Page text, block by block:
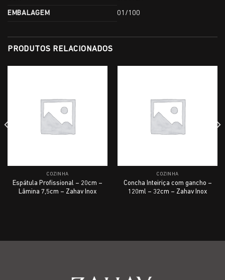
EMBALAGEM 01/100
PRODUTOS RELACIONADOS
COZINHA
Espátula Profissional – 20cm –
Lâmina 7,5cm – Zahav Inox
COZINHA
Concha Inteiriça com gancho –
120ml – 32cm – Zahav Inox